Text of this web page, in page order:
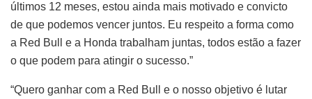
últimos 12 meses, estou ainda mais motivado e convicto
de que podemos vencer juntos. Eu respeito a forma como
a Red Bull e a Honda trabalham juntas, todos estão a fazer
o que podem para atingir o sucesso.”
“Quero ganhar com a Red Bull e o nosso objetivo é lutar